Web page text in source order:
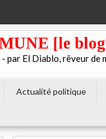
[le
- par El Diablo, rêveur
Actualité politique